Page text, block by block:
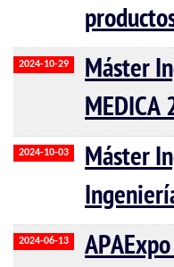
2024-10-29
Máster
MEDICA
2024-10-03
Máster
2024-06-13